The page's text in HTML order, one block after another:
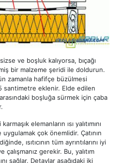
ve boşluk kalıyorsa, bıçağı
bir malzeme şeridi ile doldurun.
zamanla hafifçe büzülmesi
santimetre eklenir. Elde edilen
boşluğa sürmek için çaba
elemanların ısı yalıtımını
çok önemlidir. Çatının
ısıtıcının tüm ayrıntılarını iyi
gerekir. Bu, yalıtım
sağlar. Detaylar aşağıdaki iki